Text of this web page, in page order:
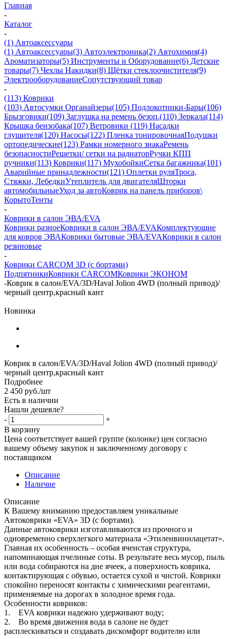
Главная
-
Каталог
-
(1) Автоаксессуары
(1) Автоаксессуары(3) Автоэлектроника(2) Автохимия(4)
Ароматизаторы(5) Инструменты и Оборудование(6) Детские
товары(7) Чехлы Накидки(8) Щётки стеклоочистителя(9)
ЭлектрооборудованиеСопутствующий товар
-
(113) Коврики
(103) Автосумки Органайзеры(105) Подлокотники-Бары(106)
Брызговики(109) Заглушка на ремень безоп.(110) Зеркала(114)
Крышка бензобака(107) Ветровики (119) Насадки
глушителя(120) Насосы(122) Пленка тонировочнаяПодушки
ортопедические(123) Рамки номерного знакаРемень
безопасностиРешетки/ сетки на радиаторРучки КПП
ручники(113) Коврики(117) МухобойкиСетка багажника(101)
Аварийные принадлежности(121) Оплетки руляТроса,
Стяжки, ЛебедкиУтеплитель для двигателяШторки
автомобильныеУход за автоКоврик на панель приборов\
КорытоТенты
-
Коврики в салон ЭВА/EVA
Коврики разноеКоврики в салон ЭВА/EVAКомплектующие
для ковров ЭВАКоврики бытовые ЭВА/EVAКоврики в салон
резиновые
-
Коврики CARCOM 3D (с бортами)
ПодпятникиКоврики CARCOMКоврики ЭКОНОМ
-Коврик в салон/EVA/3D/Haval Jolion 4WD (полный привод)/
черный центр,красный кант
Новинка
Коврик в салон/EVA/3D/Haval Jolion 4WD (полный привод)/
черный центр,красный кант
Подробнее
2 450 руб./шт
Есть в наличии
Нашли дешевле?
-
+
В корзину
Цена соответствует вашей группе (колонке) цен согласно
вашему объему закупок и заключенному договору с
поставщиком
Описание
Наличие
Описание
К Вашему вниманию предоставляем уникальные
Автоковрики «EVA» 3D (с бортами).
Данные автоковрики изготавливаются из прочного и
одновременно сверхлегкого материала «Этиленвинилацетат».
Главная их особенность – особая ячеистая структура,
напоминающая пчелиные соты. В результате весь мусор, пыль
или вода собираются на дне ячеек, а поверхность коврика,
контактирующая с обувью, остается сухой и чистой. Коврики
спокойно переносят контакты с химическими реагентами,
применяемые на дорогах в холодное время года.
Особенности ковриков:
1. EVA коврики надежно удерживают воду;
2. Во время движения вода в салоне не будет
расплескиваться и создавать дискомфорт водителю или